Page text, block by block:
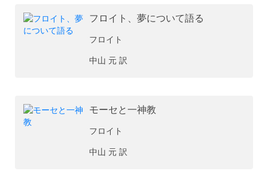
フロイト、夢について語る
フロイト
中山 元 訳
モーセと一神教
フロイト
中山 元 訳